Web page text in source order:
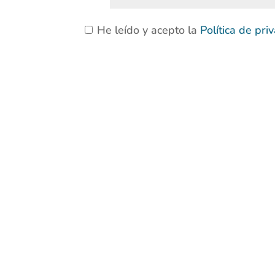
He leído y acepto la Política de